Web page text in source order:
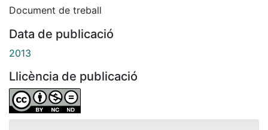
Document de treball
Data de publicació
2013
Llicència de publicació